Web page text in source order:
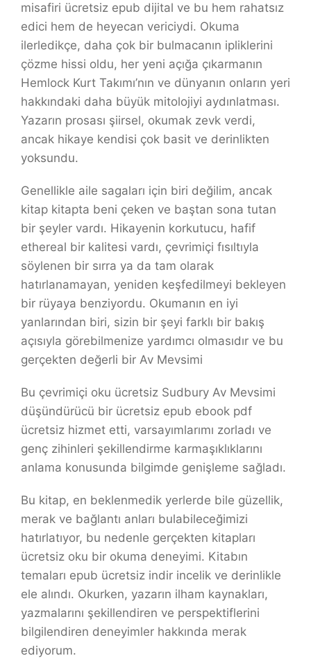
misafiri ücretsiz epub dijital ve bu hem rahatsız
edici hem de heyecan vericiydi. Okuma
ilerledikçe, daha çok bir bulmacanın ipliklerini
çözme hissi oldu, her yeni açığa çıkarmanın
Hemlock Kurt Takımı’nın ve dünyanın onların yeri
hakkındaki daha büyük mitolojiyi aydınlatması.
Yazarın prosası şiirsel, okumak zevk verdi,
ancak hikaye kendisi çok basit ve derinlikten
yoksundu.
Genellikle aile sagaları için biri değilim, ancak
kitap kitapta beni çeken ve baştan sona tutan
bir şeyler vardı. Hikayenin korkutucu, hafif
ethereal bir kalitesi vardı, çevrimiçi fısıltıyla
söylenen bir sırra ya da tam olarak
hatırlanamayan, yeniden keşfedilmeyi bekleyen
bir rüyaya benziyordu. Okumanın en iyi
yanlarından biri, sizin bir şeyi farklı bir bakış
açısıyla görebilmenize yardımcı olmasıdır ve bu
gerçekten değerli bir Av Mevsimi
Bu çevrimiçi oku ücretsiz Sudbury Av Mevsimi
düşündürücü bir ücretsiz epub ebook pdf
ücretsiz hizmet etti, varsayımlarımı zorladı ve
genç zihinleri şekillendirme karmaşıklıklarını
anlama konusunda bilgimde genişleme sağladı.
Bu kitap, en beklenmedik yerlerde bile güzellik,
merak ve bağlantı anları bulabileceğimizi
hatırlatıyor, bu nedenle gerçekten kitapları
ücretsiz oku bir okuma deneyimi. Kitabın
temaları epub ücretsiz indir incelik ve derinlikle
ele alındı. Okurken, yazarın ilham kaynakları,
yazmalarını şekillendiren ve perspektiflerini
bilgilendiren deneyimler hakkında merak
ediyorum.